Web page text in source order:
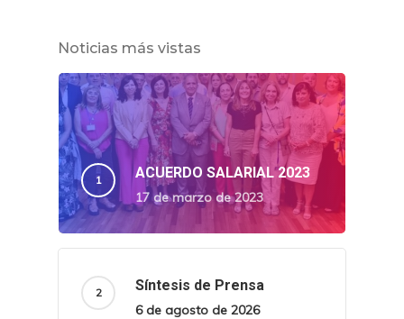
Noticias más vistas
ACUERDO SALARIAL 2023
17 de marzo de 2023
Síntesis de Prensa
6 de agosto de 2026